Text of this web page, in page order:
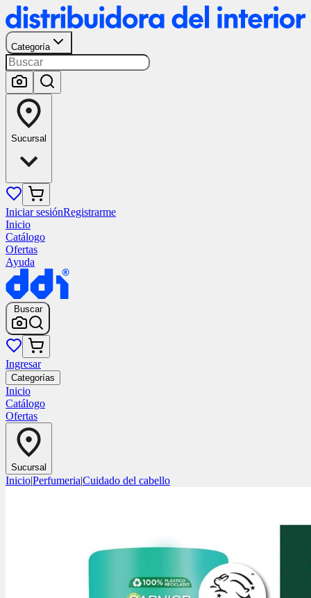
Categoría
Sucursal
Iniciar sesiónRegistrarme
Inicio
Catálogo
Ofertas
Ayuda
Buscar
Ingresar
Categorías
Inicio
Catálogo
Ofertas
Sucursal
Inicio|Perfumeria|Cuidado del cabello